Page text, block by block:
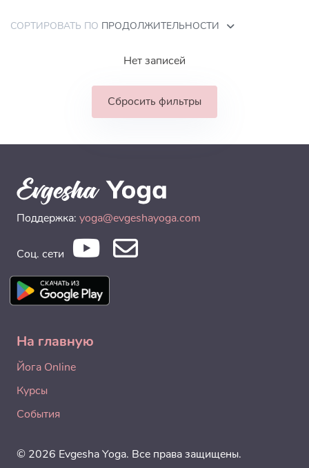
СОРТИРОВАТЬ ПО ПРОДОЛЖИТЕЛЬНОСТИ
Нет записей
Сбросить фильтры
Поддержка: yoga@evgeshayoga.com
Соц. сети
На главную
Йога Online
Курсы
События
© 2026 Evgesha Yoga. Все права защищены.